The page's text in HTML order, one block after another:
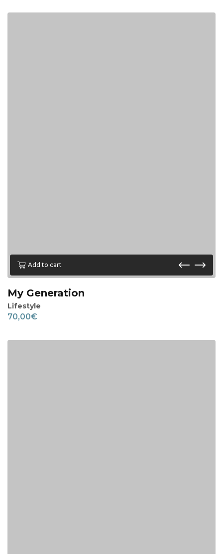
Add to cart
My Generation
Lifestyle
70,00€